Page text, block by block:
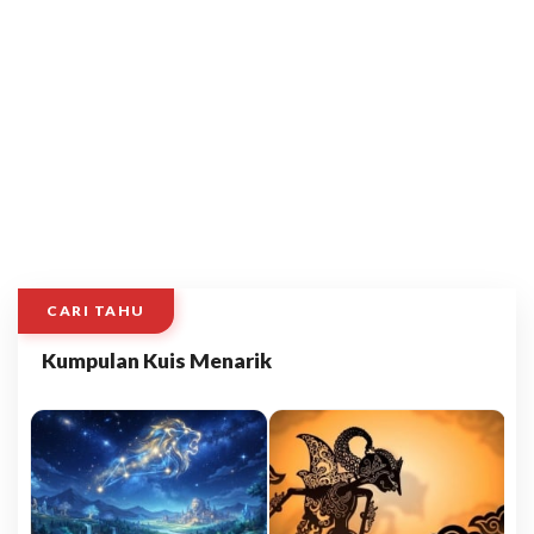
CARI TAHU
Kumpulan Kuis Menarik